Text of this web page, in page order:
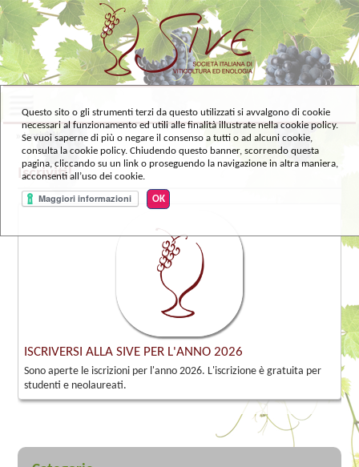
» Iscriviti!
Iscriviti!
ISCRIVERSI ALLA SIVE PER L'ANNO 2026
Sono aperte le iscrizioni per l'anno 2026. L'iscrizione è gratuita per
studenti e neolaureati.
Questo sito o gli strumenti terzi da questo utilizzati si avvalgono di cookie
necessari al funzionamento ed utili alle finalità illustrate nella cookie policy.
Se vuoi saperne di più o negare il consenso a tutti o ad alcuni cookie,
consulta la cookie policy. Chiudendo questo banner, scorrendo questa
pagina, cliccando su un link o proseguendo la navigazione in altra maniera,
acconsenti all’uso dei cookie.
OK